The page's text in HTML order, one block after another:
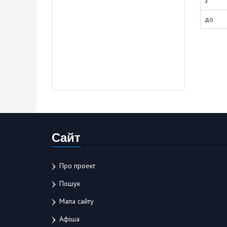
до
Сайт
Про проект
Пошук
Мапа сайту
Афіша